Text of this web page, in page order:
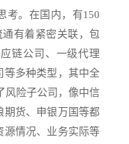
考。在国内，有150
有着紧密关联，包
链公司、一级代理
等多种类型，其中全
风险子公司，像中信
期货、申银万国等都
源情况、业务实际等